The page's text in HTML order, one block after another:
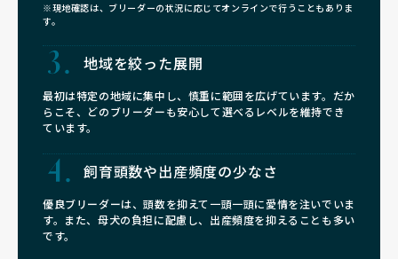
※現地確認は、ブリーダーの状況に応じてオンラインで行うこともありま
す。
地域を絞った展開
最初は特定の地域に集中し、慎重に範囲を広げています。だか
らこそ、どのブリーダーも安心して選べるレベルを維持でき
ています。
飼育頭数や出産頻度の少なさ
優良ブリーダーは、頭数を抑えて一頭一頭に愛情を注いでいま
す。また、母犬の負担に配慮し、出産頻度を抑えることも多い
です。